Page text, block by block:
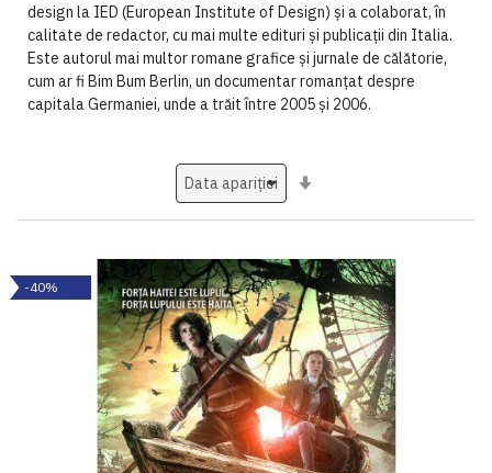
design la IED (European Institute of Design) şi a colaborat, în
calitate de redactor, cu mai multe edituri şi publicaţii din Italia.
Este autorul mai multor romane grafice şi jurnale de călătorie,
cum ar fi Bim Bum Berlin, un documentar romanţat despre
capitala Germaniei, unde a trăit între 2005 şi 2006.
-40%